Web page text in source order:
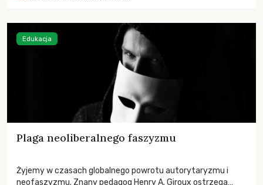
Plaga neoliberalnego faszyzmu
Żyjemy w czasach globalnego powrotu autorytaryzmu i
neofaszyzmu. Znany pedagog Henry A. Giroux ostrzega
Edukacja